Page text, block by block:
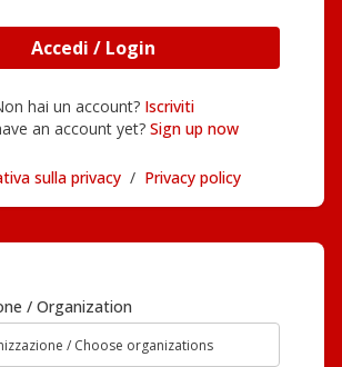
Accedi / Login
hai un account? Iscriviti
an account yet? Sign up now
sulla privacy / Privacy policy
/ Organization